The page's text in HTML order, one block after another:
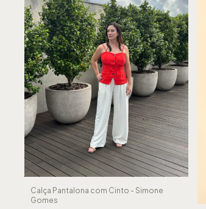
Calça Pantalona com Cinto - Simone
Gomes